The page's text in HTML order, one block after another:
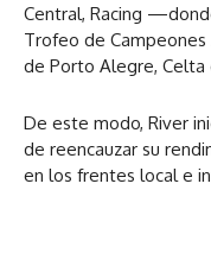
Central, Racing
Trofeo de
de Porto Alegre,
De este modo, River
de reencauzar su
en los frentes local e